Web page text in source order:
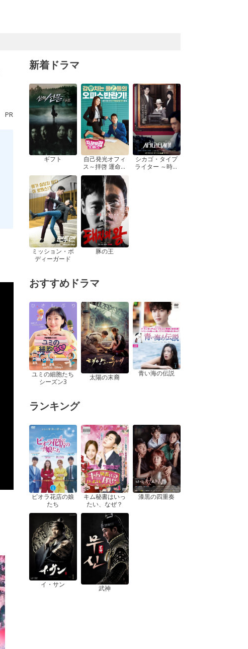
PR
新着ドラマ
ギフト
自己発光オフィ
ス～拝啓 運命の
女神さま! ～
シカゴ・タイプ
ライター ～時を
ミッション・ボ
ディーガード
豚の王
おすすめドラマ
ユミの細胞たち
シーズン3
太陽の末裔 青い海の伝説
ランキング
ピオラ花店の娘
たち
キム秘書はいっ
たい、なぜ？
漆黒の四重奏
イ・サン 武神